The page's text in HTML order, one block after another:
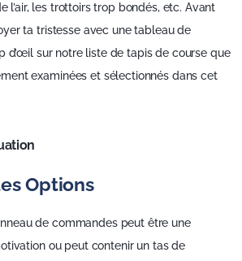
l’air, les trottoirs trop bondés, etc. Avant
ta tristesse avec une tableau de
d’œil sur notre liste de tapis de course que
examinées et sélectionnés dans cet
Options
de commandes peut être une
ou peut contenir un tas de